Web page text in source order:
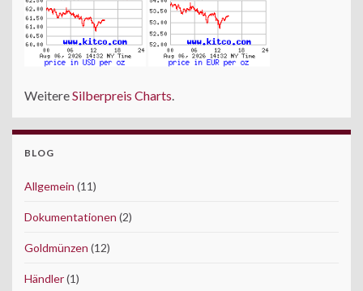
WeitereSilberpreis Charts
BLOG
Allgemein (11)
Dokumentationen (2)
Goldmünzen (12)
Händler(1)